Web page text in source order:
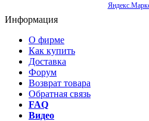
Информация
О фирме
Как купить
Доставка
Форум
Возврат товара
Обратная связь
FAQ
Видео